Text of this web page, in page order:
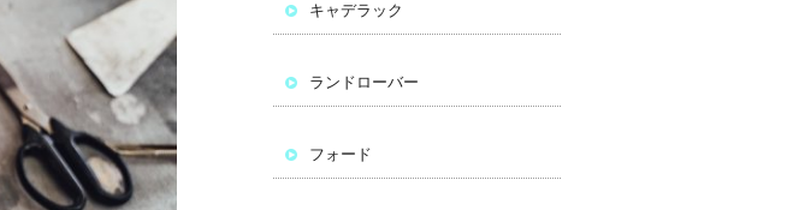
キャデラック
ランドローバー
フォード